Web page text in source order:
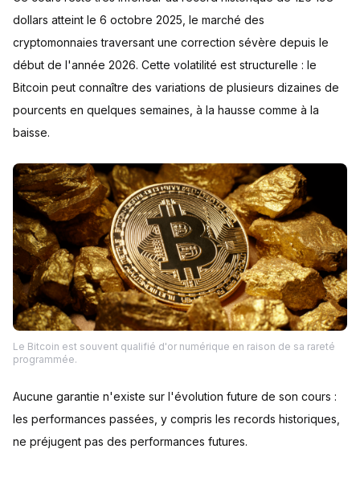
dollars atteint le 6 octobre 2025, le marché des
cryptomonnaies traversant une correction sévère depuis le
début de l'année 2026. Cette volatilité est structurelle : le
Bitcoin peut connaître des variations de plusieurs dizaines de
pourcents en quelques semaines, à la hausse comme à la
baisse.
Le Bitcoin est souvent qualifié d'or numérique en raison de sa rareté
programmée.
Aucune garantie n'existe sur l'évolution future de son cours :
les performances passées, y compris les records historiques,
ne préjugent pas des performances futures.